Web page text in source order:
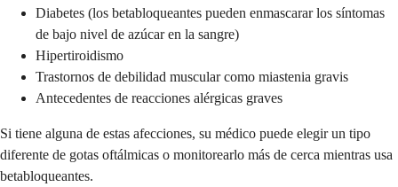
Diabetes (los betabloqueantes pueden enmascarar los síntomas
de bajo nivel de azúcar en la sangre)
Hipertiroidismo
Trastornos de debilidad muscular como miastenia gravis
Antecedentes de reacciones alérgicas graves
Si tiene alguna de estas afecciones, su médico puede elegir un tipo
diferente de gotas oftálmicas o monitorearlo más de cerca mientras usa
betabloqueantes.